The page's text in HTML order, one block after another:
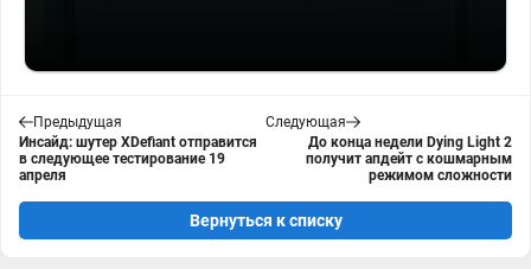
Предыдущая
Инсайд: шутер XDefiant отправится
в следующее тестирование 19
апреля
Следующая
До конца недели Dying Light 2
получит апдейт с кошмарным
режимом сложности
Вернуться к списку